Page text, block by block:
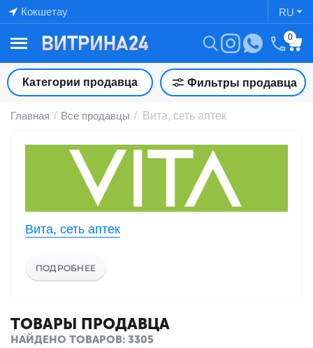
Кокшетау RU
0
Категории продавца Фильтры продавца
Главная / Все продавцы / Вита, сеть аптек
ТОВАРЫ ПРОДАВЦА
НАЙДЕНО ТОВАРОВ: 3305
Вита, сеть аптек
ПОДРОБНЕЕ